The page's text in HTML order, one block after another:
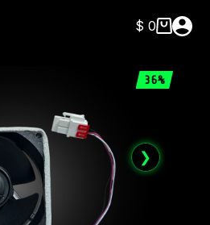
Carro
$ 0
36%
❯